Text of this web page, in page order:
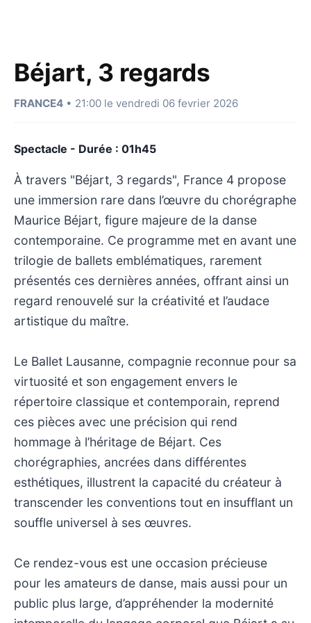
Béjart, 3 regards
FRANCE4 • 21:00 le vendredi 06 fevrier 2026
Spectacle - Durée : 01h45
À travers "Béjart, 3 regards", France 4 propose
une immersion rare dans l’œuvre du chorégraphe
Maurice Béjart, figure majeure de la danse
contemporaine. Ce programme met en avant une
trilogie de ballets emblématiques, rarement
présentés ces dernières années, offrant ainsi un
regard renouvelé sur la créativité et l’audace
artistique du maître.
Le Ballet Lausanne, compagnie reconnue pour sa
virtuosité et son engagement envers le
répertoire classique et contemporain, reprend
ces pièces avec une précision qui rend
hommage à l’héritage de Béjart. Ces
chorégraphies, ancrées dans différentes
esthétiques, illustrent la capacité du créateur à
transcender les conventions tout en insufflant un
souffle universel à ses œuvres.
Ce rendez-vous est une occasion précieuse
pour les amateurs de danse, mais aussi pour un
public plus large, d’appréhender la modernité